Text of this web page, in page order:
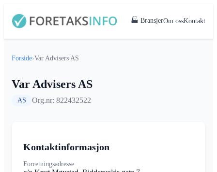
🏭 BransjerOm ossKontakt
Forside›Var Advisers AS
Var Advisers AS
AS Org.nr: 822432522
Kontaktinformasjon
Forretningsadresse